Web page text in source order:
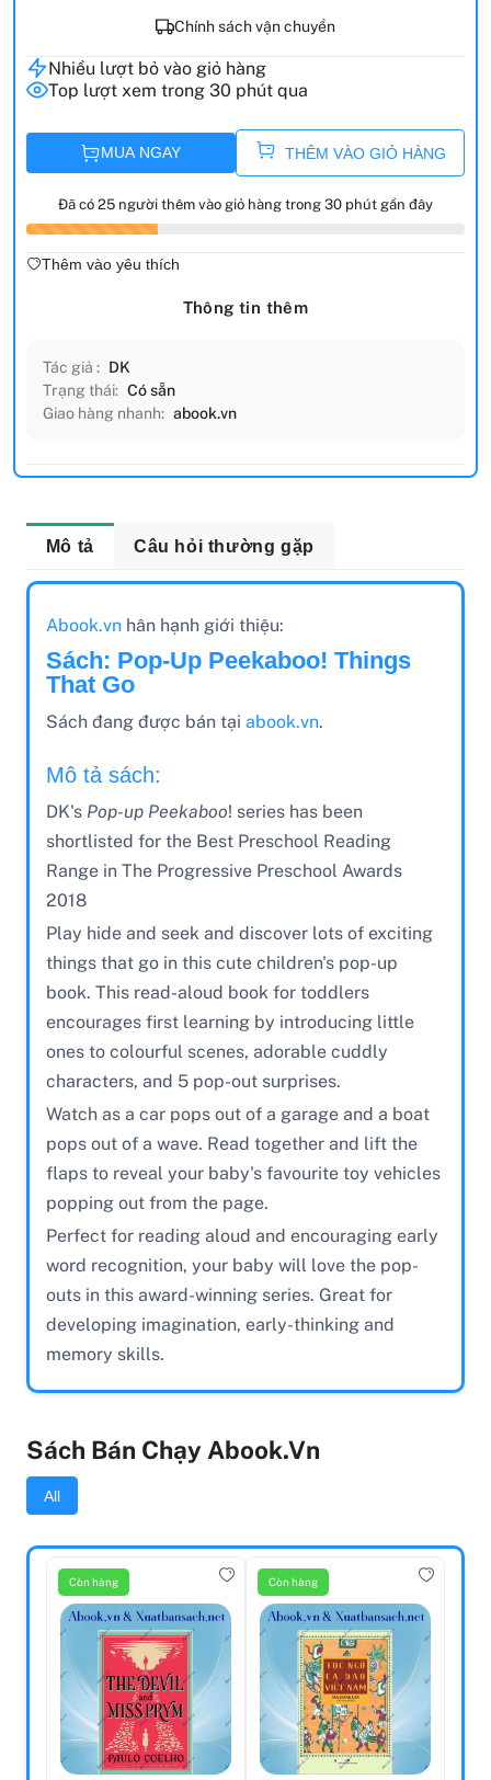
Chính sách vận chuyển
Nhiều lượt bỏ vào giỏ hàng
Top lượt xem trong 30 phút qua
MUA NGAY THÊM VÀO GIỎ HÀNG
Đã có 25 người thêm vào giỏ hàng trong 30 phút gần đây
Thêm vào yêu thích
Thông tin thêm
Tác giả : DK
Trạng thái: Có sẵn
Giao hàng nhanh: abook.vn
Mô tả Câu hỏi thường gặp
Abook.vnhân hạnh giới thiệu:
Sách: Pop-Up Peekaboo! Things
That Go
Sách đang được bán tại abook.vn.
Mô tả sách:
DK's Pop-up Peekaboo! series has been
shortlisted for the Best Preschool Reading
Range in The Progressive Preschool Awards
2018
Play hide and seek and discover lots of exciting
things that go in this cute children's pop-up
book. This read-aloud book for toddlers
encourages first learning by introducing little
ones to colourful scenes, adorable cuddly
characters, and 5 pop-out surprises.
Watch as a car pops out of a garage and a boat
pops out of a wave. Read together and lift the
flaps to reveal your baby's favourite toy vehicles
popping out from the page.
Perfect for reading aloud and encouraging early
word recognition, your baby will love the pop-
outs in this award-winning series. Great for
developing imagination, early-thinking and
memory skills.
Sách Bán Chạy Abook.vn
All
Còn hàng Còn hàng